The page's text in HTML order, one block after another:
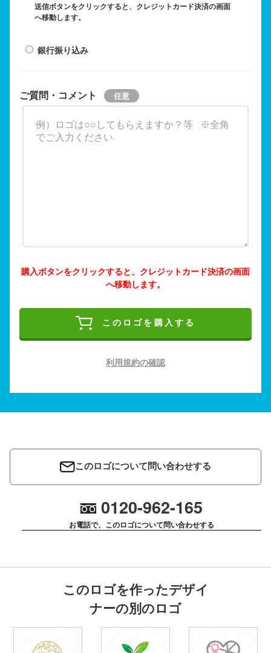
送信ボタンをクリックすると、クレジットカード決済の画面
へ移動します。
銀行振り込み
ご質問・コメント
購入ボタンをクリックすると、クレジットカード決済の画面
へ移動します。
このロゴを購入する
利用規約の確認
このロゴについて問い合わせする
0120-962-165
お電話で、このロゴについて問い合わせする
このロゴを作ったデザイ
ナーの別のロゴ